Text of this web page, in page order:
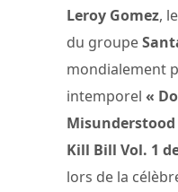
Leroy Gomez,
du groupe
mondialement
intemporel «
Misunderstood
Kill Bill Vol. 1
lors de la